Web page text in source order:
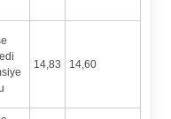
14,83 14,60